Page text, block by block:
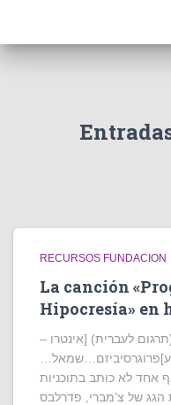
RECURSOS FUNDACION
La canción
Hipocresía» en
לעברית) [אינטרו –
אחד לא כותב בתוכניות
של צ’מברי, פדרלבס